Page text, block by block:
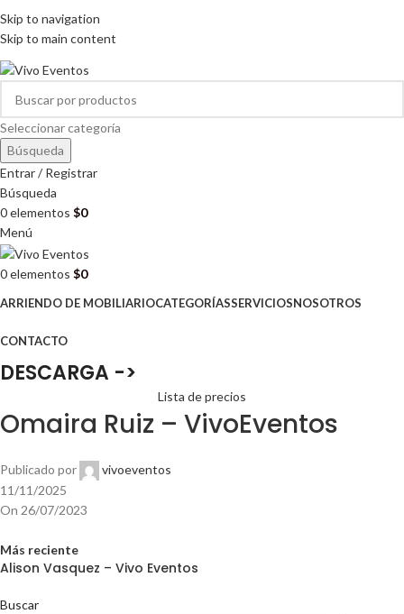
Skip to navigation
Skip to main content
HORARIOS DE ATENCIÓN: 8:00 - 17:00 HORAS
ARRIENDO DE MOBILIARIO PARA EVENTOS
Seleccionar categoría
Búsqueda
Entrar / Registrar
Búsqueda
0elementos $0
Menú
0elementos $0
ARRIENDO DE MOBILIARIOCATEGORÍASSERVICIOSNOSOTROS
CONTACTO
DESCARGA ->
Lista de precios
Omaira Ruiz – VivoEventos
Publicado por
vivoeventos
11/11/2025
On 26/07/2023
Más reciente
Alison Vasquez – Vivo Eventos
Buscar